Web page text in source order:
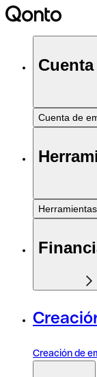
Cuenta de
Creación de